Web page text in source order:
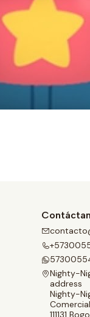
Nighty-
address
Nighty-
111131